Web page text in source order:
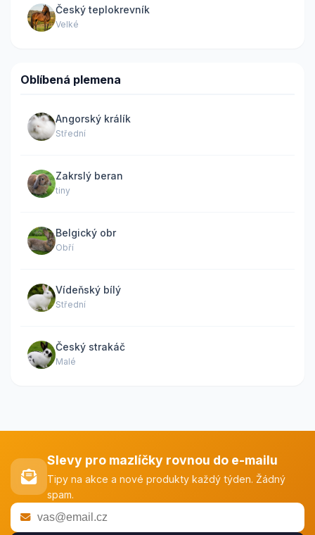
Český teplokrevník
Velké
Oblíbená plemena
Angorský králík
Střední
Zakrslý beran
tiny
Belgický obr
Obří
Vídeňský bílý
Střední
Český strakáč
Malé
Slevy pro mazlíčky rovnou do e-mailu
Tipy na akce a nové produkty každý týden. Žádný
spam.